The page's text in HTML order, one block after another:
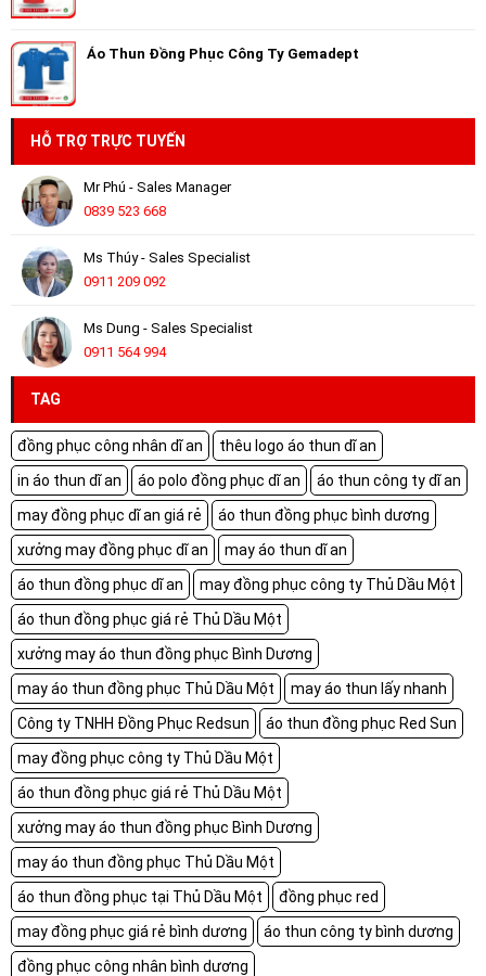
Áo Thun Đồng Phục Công Ty Gemadept
HỖ TRỢ TRỰC TUYẾN
Mr Phú - Sales Manager
0839 523 668
Ms Thúy - Sales Specialist
0911 209 092
Ms Dung - Sales Specialist
0911 564 994
TAG
đồng phục công nhân dĩ an
thêu logo áo thun dĩ an
in áo thun dĩ an
áo polo đồng phục dĩ an
áo thun công ty dĩ an
may đồng phục dĩ an giá rẻ
áo thun đồng phục bình dương
xưởng may đồng phục dĩ an
may áo thun dĩ an
áo thun đồng phục dĩ an
may đồng phục công ty Thủ Dầu Một
áo thun đồng phục giá rẻ Thủ Dầu Một
xưởng may áo thun đồng phục Bình Dương
may áo thun đồng phục Thủ Dầu Một
may áo thun lấy nhanh
Công ty TNHH Đồng Phục Redsun
áo thun đồng phục Red Sun
may đồng phục công ty Thủ Dầu Một
áo thun đồng phục giá rẻ Thủ Dầu Một
xưởng may áo thun đồng phục Bình Dương
may áo thun đồng phục Thủ Dầu Một
áo thun đồng phục tại Thủ Dầu Một
đồng phục red
may đồng phục giá rẻ bình dương
áo thun công ty bình dương
đồng phục công nhân bình dương